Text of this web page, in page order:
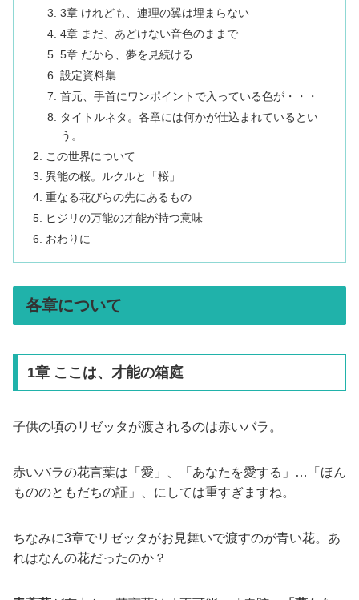
3章 けれども、連理の翼は埋まらない
4章 まだ、あどけない音色のままで
5章 だから、夢を見続ける
設定資料集
首元、手首にワンポイントで入っている色が・・・
タイトルネタ。各章には何かが仕込まれているとい
う。
この世界について
異能の桜。ルクルと「桜」
重なる花びらの先にあるもの
ヒジリの万能の才能が持つ意味
おわりに
各章について
1章 ここは、才能の箱庭
子供の頃のリゼッタが渡されるのは赤いバラ。
赤いバラの花言葉は「愛」、「あなたを愛する」…「ほん
もののともだちの証」、にしては重すぎますね。
ちなみに3章でリゼッタがお見舞いで渡すのが青い花。あ
れはなんの花だったのか？